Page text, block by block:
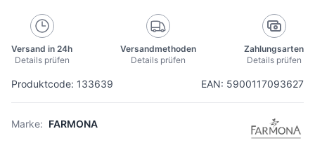
Produktcode: 133639 EAN: 5900117093627
Marke: FARMONA
Versand in 24h
Details prüfen
Versandmethoden
Details prüfen
Zahlungsarten
Details prüfen